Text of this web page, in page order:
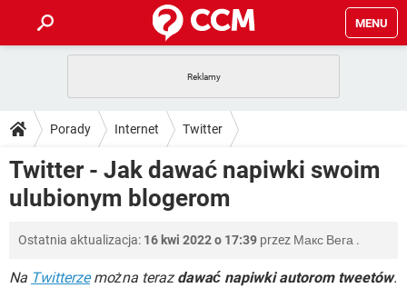
MENU
GRY WHATSAPP
SPOTIFY NETFLIX
INSTAGRAM FACEBOOK
PORADY
PlayStation TIKTOK
GRY WHATSAPP
INSTAGRAM FACEBOOK
WINDOWS 10
DO POBRANIA
ANDROID TIKTOK
FORUM
COVID-19 TIKTOK
GRY WHATSAPP
Porady Internet Twitter
Twitter - Jak dawać napiwki swoim
ulubionym blogerom
Ostatnia aktualizacja: 16 kwi 2022 o 17:39 przez Макс Вега .
Na Twitterzemożna teraz dawać napiwki autorom tweetów.